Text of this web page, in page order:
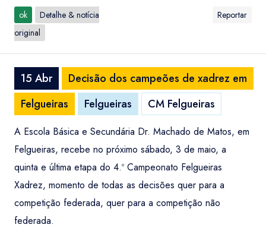
ok
Detalhe & notícia
original
Reportar
15 Abr
Decisão dos campeões de xadrez em
Felgueiras
Felgueiras CM Felgueiras
A Escola Básica e Secundária Dr. Machado de Matos, em
Felgueiras, recebe no próximo sábado, 3 de maio, a
quinta e última etapa do 4.º Campeonato Felgueiras
Xadrez, momento de todas as decisões quer para a
competição federada, quer para a competição não
federada.